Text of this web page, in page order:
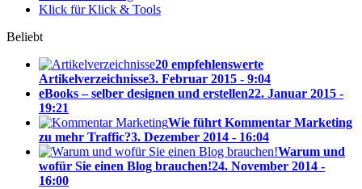
Klick für Klick & Tools
Beliebt
20 empfehlenswerte
Artikelverzeichnisse3. Februar 2015 - 9:04
eBooks – selber designen und erstellen22. Januar 2015 -
19:21
Wie führt Kommentar Marketing
zu mehr Traffic?3. Dezember 2014 - 16:04
Warum und
wofür Sie einen Blog brauchen!24. November 2014 -
16:00